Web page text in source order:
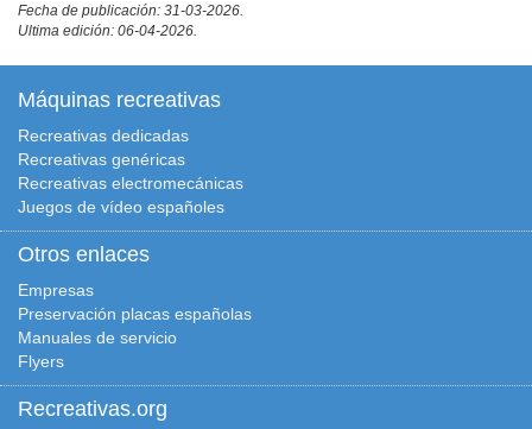
Fecha de publicación: 31-03-2026.
Ultima edición: 06-04-2026.
Máquinas recreativas
Recreativas dedicadas
Recreativas genéricas
Recreativas electromecánicas
Juegos de vídeo españoles
Otros enlaces
Empresas
Preservación placas españolas
Manuales de servicio
Flyers
Recreativas.org